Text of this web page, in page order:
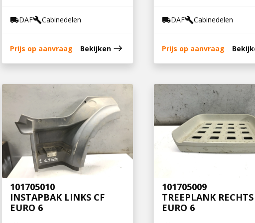
local_shippingDAFbuildCabinedelen
Prijs op aanvraag Bekijken east
local_shippingDAFbuildCabinedelen
Prijs op aanvraag
101705010
INSTAPBAK LINKS CF
EURO 6
101705009
TREEPLANK
EURO 6